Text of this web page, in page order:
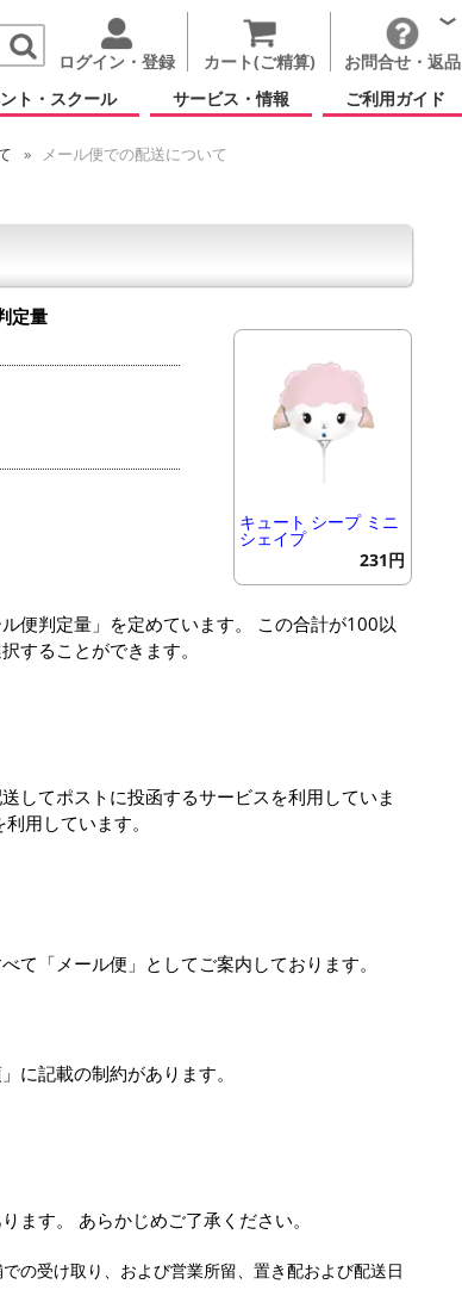
ログイン・登録 カート(ご精算)
お問合せ・返品
ト・スクール サービス・情報 ご利用ガイド
メール便での配送について
定量
キュート シープ ミニ
シェイプ
231円
便判定量」を定めています。 この合計が100以
することができます。
してポストに投函するサービスを利用していま
用しています。
て「メール便」としてご案内しております。
に記載の制約があります。
ます。 あらかじめご了承ください。
の受け取り、および営業所留、置き配および配送日